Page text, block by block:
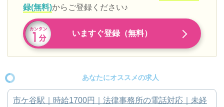
録(無料)からご登録ください♪
いますぐ登録（無料）
あなたにオススメの求人
市ケ谷駅｜時給1700円｜法律事務所の電話対応｜未経